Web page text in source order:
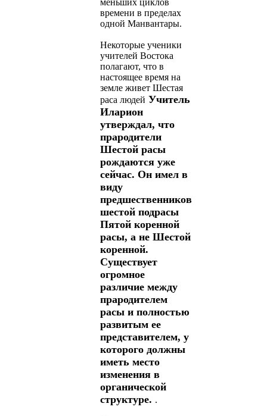
меньших циклов
времени в пределах
одной Манвантары.
Некоторые ученики
учителей Востока
полагают, что в
настоящее время на
земле живет Шестая
раса людей Учитель
Иларион
утверждал, что
прародители
Шестой расы
рождаются уже
сейчас. Он имел в
виду
предшественников
шестой подрасы
Пятой коренной
расы, а не Шестой
коренной.
Существует
огромное
различие между
прародителем
расы и полностью
развитым ее
представителем, у
которого должны
иметь место
изменения в
органической
структуре. .